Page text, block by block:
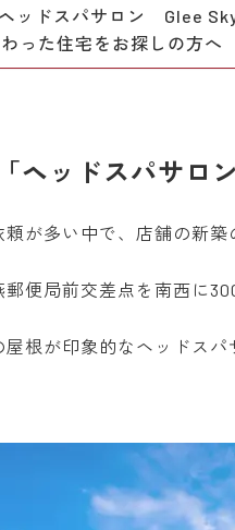
ッドスパサロン Glee
った住宅をお探しの方へ
ヘッドスパサロ
が多い中で、店舗の新築
便局前交差点を南西に
根が印象的なヘッドスパ